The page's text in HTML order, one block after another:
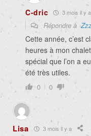
C-dric 3 mois il y a
Répondre à
Cette année, c’est
heures à mon
spécial que l’on a
été très utiles.
0 0
Lisa 3 mois il y a